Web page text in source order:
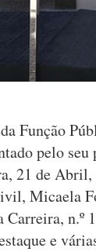
Função
pelo
21 de Abril,
Micaela
Carreira, n.º
e